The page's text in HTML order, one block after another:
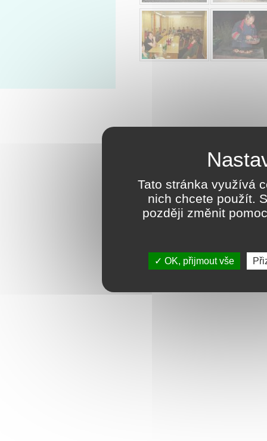
Tato stránka využívá
nich chcete použít.
později změnit
OK, přijmout vše